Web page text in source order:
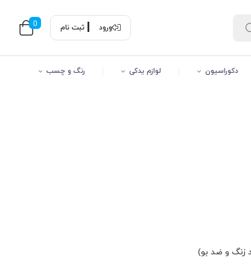
ورود ثبت نام 0
دکوراسیون لوازم یدکی رنگ و چسب